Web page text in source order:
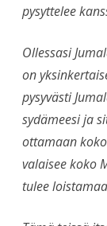
pysyttelee
Ollessasi
on
pysyvästi
sydämeesi ja
ottamaan
valaisee koko
tulee